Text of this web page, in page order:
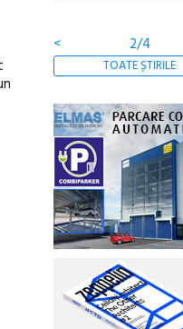
<
2/4
TOATE ȘTIRILE